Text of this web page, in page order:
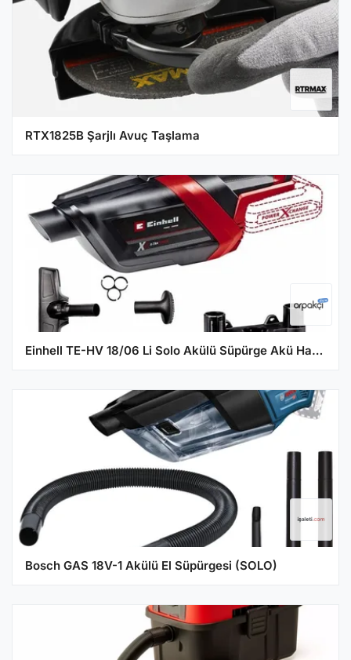
RTX1825B Şarjlı Avuç Taşlama
Einhell TE-HV 18/06 Li Solo Akülü Süpürge Akü Hariç 2347190
Bosch GAS 18V-1 Akülü El Süpürgesi (SOLO)